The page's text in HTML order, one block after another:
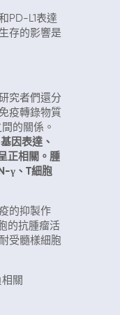
PD-L1表達
存的影響是
究者們還分
疫轉錄物質
的關係。
因表達、
正相關。腫
γ、T細胞
的抑製作
的抗腫瘤活
受髓樣細胞
關